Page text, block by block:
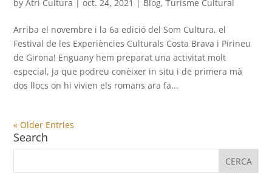
byAtri Cultura |oct. 24, 2021 | Blog,Turisme Cultural
Arriba el novembre i la 6a edició del Som Cultura, el
Festival de les Experiències Culturals Costa Brava i Pirineu
de Girona! Enguany hem preparat una activitat molt
especial, ja que podreu conèixer in situ i de primera mà
dos llocs on hi vivien els romans ara fa...
« Older Entries
Search